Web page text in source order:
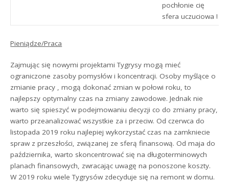
pochłonie cię
sfera uczuciowa !
Pieniądze/Praca
Zajmując się nowymi projektami Tygrysy mogą mieć
ograniczone zasoby pomysłów i koncentracji. Osoby myślące o
zmianie pracy , mogą dokonać zmian w połowi roku, to
najlepszy optymalny czas na zmiany zawodowe. Jednak nie
warto się spieszyć w podejmowaniu decyzji co do zmiany pracy,
warto przeanalizować wszystkie za i przeciw. Od czerwca do
listopada 2019 roku najlepiej wykorzystać czas na zamkniecie
spraw z przeszłości, związanej ze sferą finansową. Od maja do
października, warto skoncentrować się na długoterminowych
planach finansowych, zwracając uwagę na ponoszone koszty.
W 2019 roku wiele Tygrysów zdecyduje się na remont w domu.